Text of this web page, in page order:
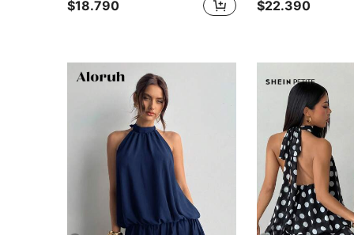
$18.790 $22.390